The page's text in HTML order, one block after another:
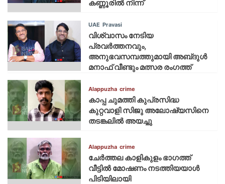
കണ്ണൂരിൽ നിന്ന്
UAE Pravasi
വിശ്വാസം നേടിയ
പ്രവർത്തനവും,
അനുഭവസമ്പത്തുമായി അബ്‌ദുൾ
മനാഫ് വീണ്ടും മത്സര രംഗത്ത്
Alappuzha crime
കാപ്പ ചുമത്തി കുപ്രസിദ്ധ
കുറ്റവാളി സിജു അലോഷ്യസിനെ
തടങ്കലിൽ അയച്ചു
Alappuzha crime
ചേർത്തല കാളികുളം ഭാഗത്ത്
വീട്ടിൽ മോഷണം നടത്തിയയാൾ
പിടിയിലായി